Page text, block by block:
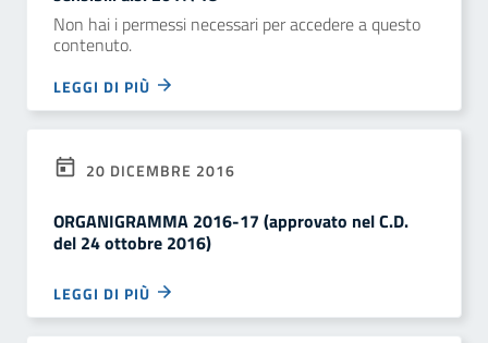
Non hai i permessi necessari per accedere a questo
contenuto.
LEGGI DI PIÙ
20 DICEMBRE 2016
ORGANIGRAMMA 2016-17 (approvato nel C.D.
del 24 ottobre 2016)
LEGGI DI PIÙ